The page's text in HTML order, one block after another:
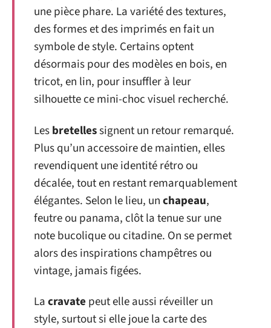
une pièce phare. La variété des textures,
des formes et des imprimés en fait un
symbole de style. Certains optent
désormais pour des modèles en bois, en
tricot, en lin, pour insuffler à leur
silhouette ce mini-choc visuel recherché.
Lesbretellessignent un retour remarqué.
Plus qu’un accessoire de maintien, elles
revendiquent une identité rétro ou
décalée, tout en restant remarquablement
élégantes. Selon le lieu, unchapeau,
feutre ou panama, clôt la tenue sur une
note bucolique ou citadine. On se permet
alors des inspirations champêtres ou
vintage, jamais figées.
Lacravate peut elle aussi réveiller un
style, surtout si elle joue la carte des